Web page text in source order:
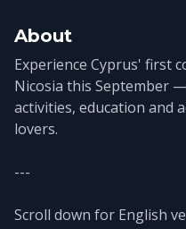
About
Experience Cyprus' first
Nicosia this September
activities, education and
lovers.
---
Scroll down for English